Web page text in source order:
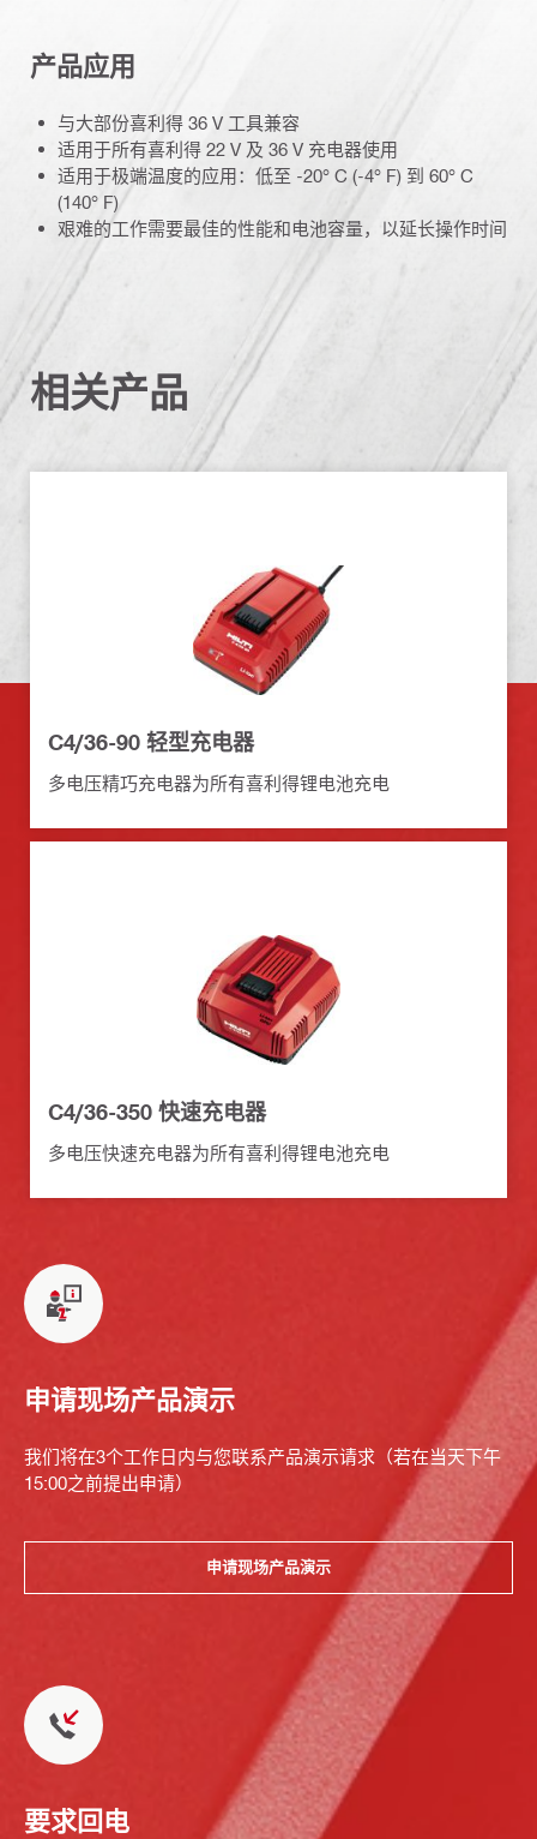
产品应用
与大部份喜利得 36 V 工具兼容
适用于所有喜利得 22 V 及 36 V 充电器使用
适用于极端温度的应用：低至 -20° C (-4° F) 到 60° C
(140° F)
艰难的工作需要最佳的性能和电池容量，以延长操作时间
相关产品
C4/36-90 轻型充电器
多电压精巧充电器为所有喜利得锂电池充电
C4/36-350 快速充电器
多电压快速充电器为所有喜利得锂电池充电
申请现场产品演示
我们将在3个工作日内与您联系产品演示请求（若在当天下午
15:00之前提出申请）
申请现场产品演示
要求回电